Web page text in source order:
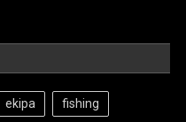
ekipa fishing